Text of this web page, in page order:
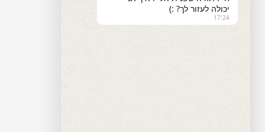
יכולה לעזור לך? :)
17:24